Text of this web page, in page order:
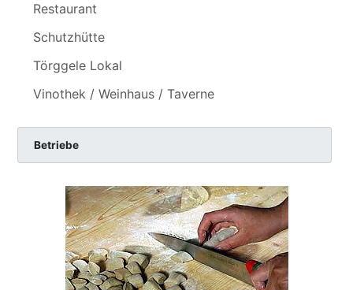
Restaurant
Schutzhütte
Törggele Lokal
Vinothek / Weinhaus / Taverne
Betriebe